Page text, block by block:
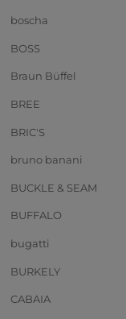
boscha
BOSS
Braun Büffel
BREE
BRIC'S
bruno banani
BUCKLE & SEAM
BUFFALO
bugatti
BURKELY
CABAIA